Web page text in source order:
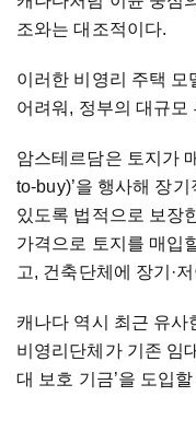
조와는 대조적이다.
이러한 비영리 주택 모
어려워 , 정부의 대규모
암스테르담은 토지가
to-buy)’을 행사해 장기
있도록 법적으로 보장
가격으로 토지를 매입
고, 건축단체에 장기·
캐나다 역시 최근 유사
비영리단체가 기존 임
대 보호 기금’을 도입할